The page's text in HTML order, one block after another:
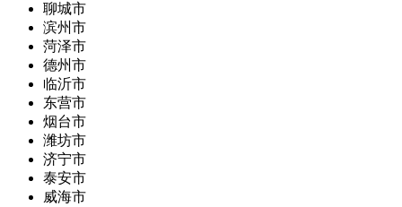
聊城市
滨州市
菏泽市
德州市
临沂市
东营市
烟台市
潍坊市
济宁市
泰安市
威海市